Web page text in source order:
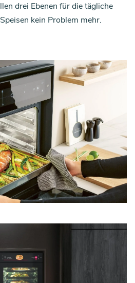
drei Ebenen für die tägliche
kein Problem mehr.